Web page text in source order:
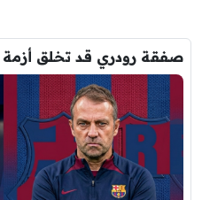
صفقة رودري قد تخلق أزمة